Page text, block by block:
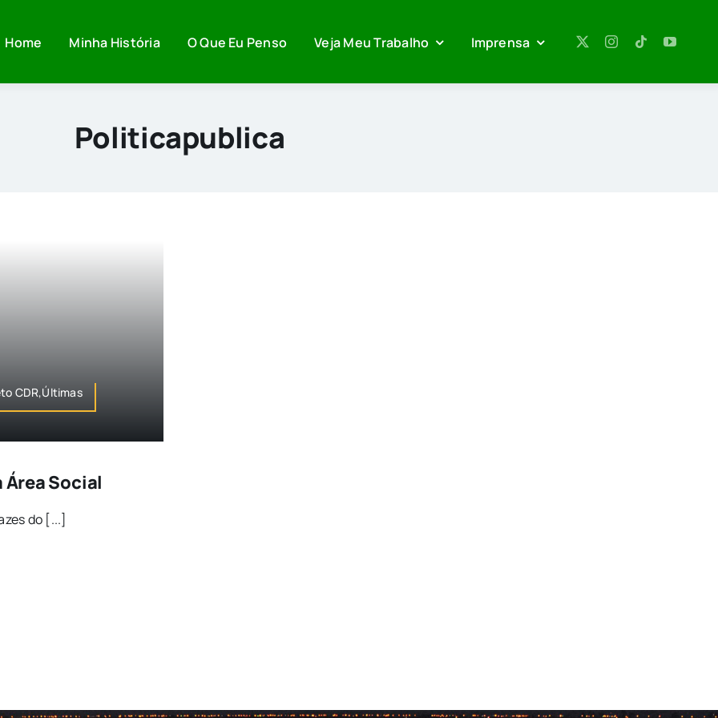
Home Minha História O Que Eu Penso Veja Meu Trabalho Imprensa
Politicapublica
CDR,Últimas
Área Social
do [...]